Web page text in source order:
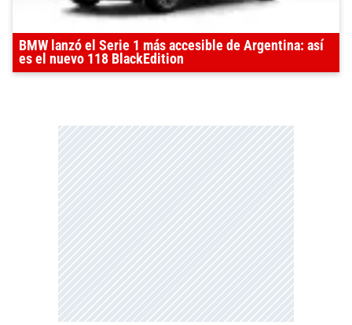
BMW lanzó el Serie 1 más accesible de Argentina: así
es el nuevo 118 BlackEdition